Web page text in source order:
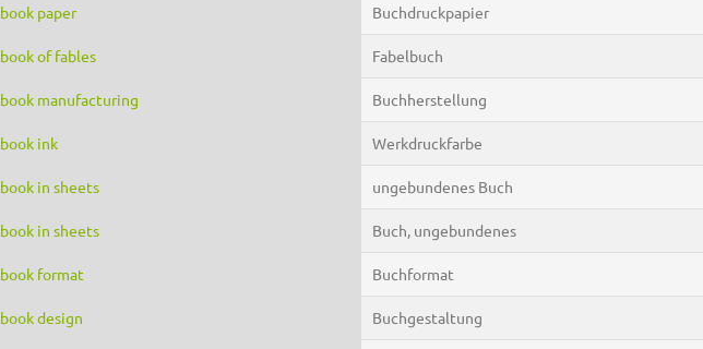
book paper Buchdruckpapier
book of fables Fabelbuch
book manufacturing Buchherstellung
book ink Werkdruckfarbe
book in sheets ungebundenes Buch
book in sheets Buch, ungebundenes
book format Buchformat
book design Buchgestaltung